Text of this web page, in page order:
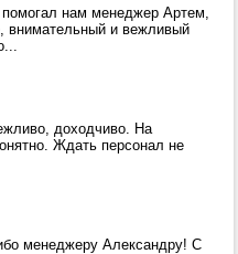
нам менеджер Артем,
внимательный и вежливый
доходчиво. На
Ждать персонал не
менеджеру Александру! С